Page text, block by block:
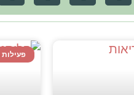
פעילות